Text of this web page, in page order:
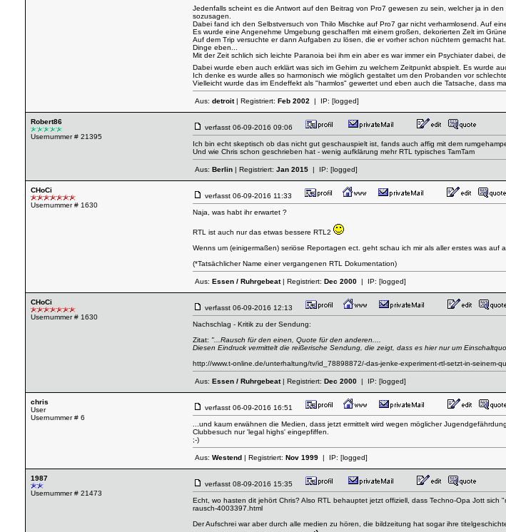
Jedenfalls scheint es die Antwort auf den Beitrag von Pro7 gewesen zu sein, welcher ja in
sozusagen.
Dabei fand ich den Selbstversuch von Thilo Mischke auf Pro7 gar nicht verharmlosend. Auf
Es wurde eine Angenehme Umgebung geschaffen mit einem großen, dekorierten Zelt im
Auf dem Trip versuchte er dann Aufgaben zu lösen, die er vorher schon nüchtern gemacht
Dinge eben...
Mit der Zeit schlich sich leichte Paranoia bei ihm ein aber es war immer ein Psychiater dabei,
Dabei wurde eben auch erklärt was sich im Gehirn zu welchem Zeitpunkt abspielt. Es wurde
Ich denke es wurde alles so harmonisch wie möglich gestaltet um den Probanden vor
Vielleicht wurde das im Endeffekt als "harmlos" gewertet und eben auch die Tatsache, dass
Aus: detroit| Registriert: Feb 2002 | IP: [logged]
Robert86
Usernummer # 21395
verfasst 06-09-2016 09:06
Ich bin echt skeptisch ob das nicht gut geschauspielt ist, fands auch affig mit dem
Und wie Chris schon geschrieben hat - wenig aufklärung mehr RTL typisches TamTam
Aus: Berlin | Registriert: Jan 2015 | IP: [logged]
CHoCi
Usernummer # 1630
verfasst 06-09-2016 11:33
Naja, was habt ihr erwartet ?
RTL ist auch nur das etwas bessere RTL2
Wenns um (einigermaßen) seriöse Reportagen ect. geht schau ich mir als aller erstes was
(*Tatsächlicher Name einer vergangenen RTL Dokumentation)
Aus: Essen / Ruhrgebeat| Registriert: Dec 2000 | IP: [logged]
CHoCi
Usernummer # 1630
verfasst 06-09-2016 12:13
Nachschlag - Kritik zu der Sendung:
Zitat: "...Rausch für den einen, Quote für den anderen....
Diesen Eindruck vermittelt die reißerische Sendung, die zeigt, dass es hier nur um
http://www.t-online.de/unterhaltung/tv/id_78898872/-das-jenke-experiment-rtl-setzt-in-seinem-
Aus: Essen / Ruhrgebeat| Registriert: Dec 2000 | IP: [logged]
chris
User
Usernummer # 6
verfasst 06-09-2016 16:51
...und kaum erwähnen die Medien, dass jetzt ermittelt wird wegen möglicher
Clubbesuch nur 'legal highs' eingepfiffen.
;-)
Aus: Westend | Registriert: Nov 1999 | IP: [logged]
1987
Usernummer # 21473
verfasst 08-09-2016 15:35
Echt, wo hasten dit jehört Chris? Also RTL behauptet jetzt offiziell, dass Techno-Opa Jott
rausch-4003397.html
Der Aufschrei war aber durch alle medien zu hören, die bildzeitung hat sogar ihre